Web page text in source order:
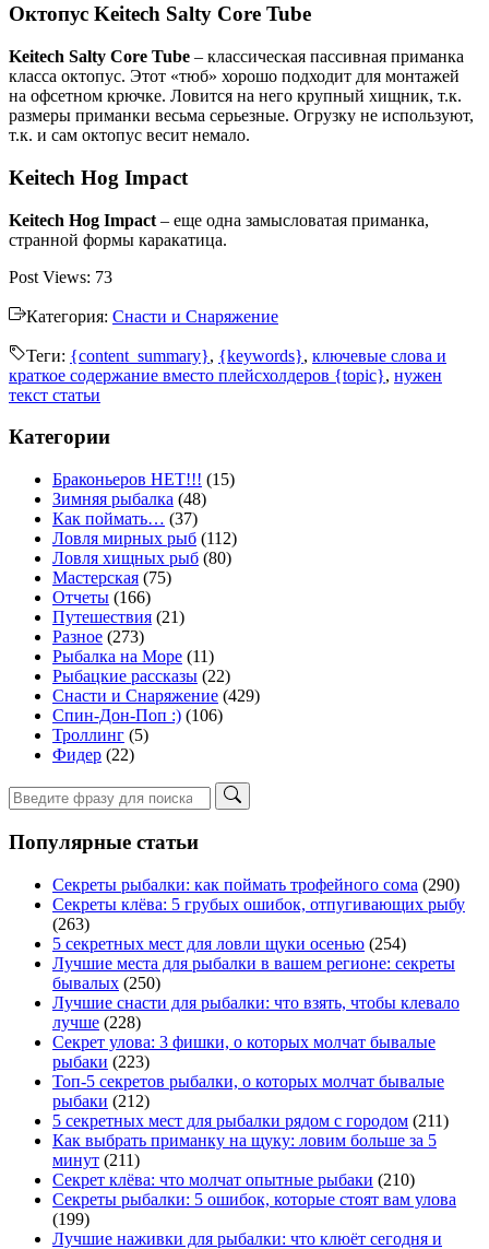
Октопус Keitech Salty Core Tube
Keitech Salty Core Tube – классическая пассивная приманка
класса октопус. Этот «тюб» хорошо подходит для монтажей
на офсетном крючке. Ловится на него крупный хищник, т.к.
размеры приманки весьма серьезные. Огрузку не используют,
т.к. и сам октопус весит немало.
Keitech Hog Impact
Keitech Hog Impact – еще одна замысловатая приманка,
странной формы каракатица.
Post Views: 73
Категория: Снасти и Снаряжение
Теги: {content_summary}, {keywords}, ключевые слова и
краткое содержание вместо плейсхолдеров {topic}, нужен
текст статьи
Категории
Браконьеров НЕТ!!! (15)
Зимняя рыбалка (48)
Как поймать… (37)
Ловля мирных рыб (112)
Ловля хищных рыб (80)
Мастерская (75)
Отчеты (166)
Путешествия (21)
Разное (273)
Рыбалка на Море (11)
Рыбацкие рассказы (22)
Снасти и Снаряжение (429)
Спин-Дон-Поп :) (106)
Троллинг (5)
Фидер (22)
Популярные статьи
Секреты рыбалки: как поймать трофейного сома (290)
Секреты клёва: 5 грубых ошибок, отпугивающих рыбу
(263)
5 секретных мест для ловли щуки осенью (254)
Лучшие места для рыбалки в вашем регионе: секреты
бывалых (250)
Лучшие снасти для рыбалки: что взять, чтобы клевало
лучше (228)
Секрет улова: 3 фишки, о которых молчат бывалые
рыбаки (223)
Топ-5 секретов рыбалки, о которых молчат бывалые
рыбаки (212)
5 секретных мест для рыбалки рядом с городом (211)
Как выбрать приманку на щуку: ловим больше за 5
минут (211)
Секрет клёва: что молчат опытные рыбаки (210)
Секреты рыбалки: 5 ошибок, которые стоят вам улова
(199)
Лучшие наживки для рыбалки: что клюёт сегодня и